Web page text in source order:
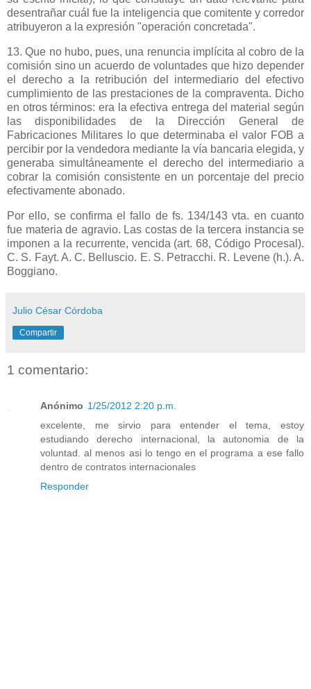
desentrañar cuál fue la inteligencia que comitente y corredor
atribuyeron a la expresión "operación concretada".
13. Que no hubo, pues, una renuncia implícita al cobro de la
comisión sino un acuerdo de voluntades que hizo depender
el derecho a la retribución del intermediario del efectivo
cumplimiento de las prestaciones de la compraventa. Dicho
en otros términos: era la efectiva entrega del material según
las disponibilidades de
la Dirección General
de
Fabricaciones Militares lo que determinaba el valor FOB a
percibir por la vendedora mediante la vía bancaria elegida, y
generaba simultáneamente el derecho del intermediario a
cobrar la comisión consistente en un porcentaje del precio
efectivamente abonado.
Por ello, se confirma el fallo de fs. 134/143 vta. en cuanto
fue materia de agravio. Las costas de la tercera instancia se
imponen a la recurrente, vencida (art. 68, Código Procesal).
C. S. Fayt. A. C. Belluscio. E. S. Petracchi. R. Levene (h.). A.
Boggiano.
Julio César Córdoba
Compartir
1 comentario:
Anónimo 1/25/2012 2:20 p.m.
excelente, me sirvio para entender el tema, estoy
estudiando derecho internacional, la autonomia de la
voluntad. al menos asi lo tengo en el programa a ese fallo
dentro de contratos internacionales
Responder